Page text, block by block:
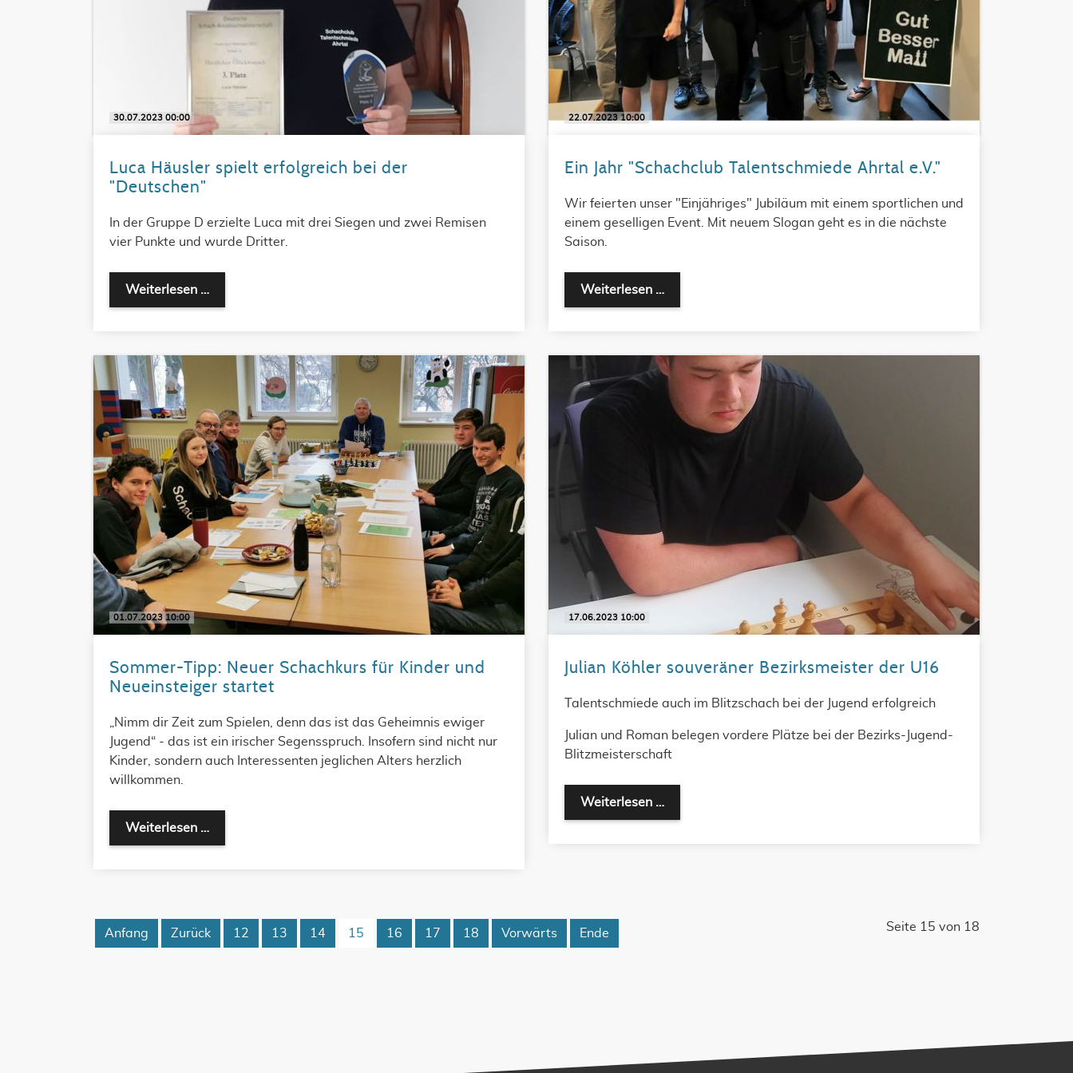
30.07.2023 00:00
Luca Häusler spielt erfolgreich bei der
"Deutschen"
In der Gruppe D erzielte Luca mit drei Siegen und zwei Remisen
vier Punkte und wurde Dritter.
Weiterlesen …
22.07.2023 10:00
Ein Jahr "Schachclub Talentschmiede Ahrtal e.V."
Wir feierten unser "Einjähriges" Jubiläum mit einem sportlichen und
einem geselligen Event. Mit neuem Slogan geht es in die nächste
Saison.
Weiterlesen …
01.07.2023 10:00
Sommer-Tipp: Neuer Schachkurs für Kinder und
Neueinsteiger startet
„Nimm dir Zeit zum Spielen, denn das ist das Geheimnis ewiger
Jugend“ - das ist ein irischer Segensspruch. Insofern sind nicht nur
Kinder, sondern auch Interessenten jeglichen Alters herzlich
willkommen.
Weiterlesen …
17.06.2023 10:00
Julian Köhler souveräner Bezirksmeister der U16
Talentschmiede auch im Blitzschach bei der Jugend erfolgreich
Julian und Roman belegen vordere Plätze bei der Bezirks-Jugend-
Blitzmeisterschaft
Weiterlesen …
Seite 15 von 18
Anfang Zurück 12 13 14 15 16 17 18 Vorwärts Ende